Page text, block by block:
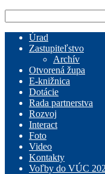
Úrad
Zastupiteľstvo
Archív
Otvorená župa
E-knižnica
Dotácie
Rada partnerstva
Rozvoj
Interact
Foto
Video
Kontakty
Voľby do VÚC